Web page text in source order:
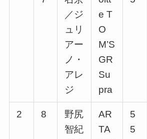
／ジ
ュリ
アー
ノ・
アレ
ジ
e T
O
M’S
GR
Su
pra
2 8
野尻
智紀
AR
TA
5
5